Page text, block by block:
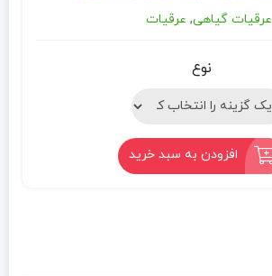
عرقیات گیاهی, عرقیات
نوع
افزودن به سبد خرید